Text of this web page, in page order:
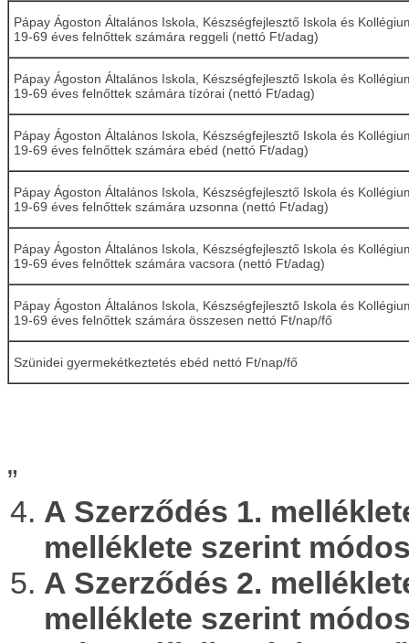
Pápay Ágoston Általános Iskola, Készségfejlesztő Iskola és
19-69 éves felnőttek számára reggeli (nettó Ft/adag)
Pápay Ágoston Általános Iskola, Készségfejlesztő Iskola és
19-69 éves felnőttek számára tízórai (nettó Ft/adag)
Pápay Ágoston Általános Iskola, Készségfejlesztő Iskola és
19-69 éves felnőttek számára ebéd (nettó Ft/adag)
Pápay Ágoston Általános Iskola, Készségfejlesztő Iskola és
19-69 éves felnőttek számára uzsonna (nettó Ft/adag)
Pápay Ágoston Általános Iskola, Készségfejlesztő Iskola és
19-69 éves felnőttek számára vacsora (nettó Ft/adag)
Pápay Ágoston Általános Iskola, Készségfejlesztő Iskola és
19-69 éves felnőttek számára összesen nettó Ft/nap/fő
Szünidei gyermekétkeztetés ebéd nettó Ft/nap/fő
„
A Szerződés 1.
melléklete szerint
A Szerződés 2.
melléklete szerint